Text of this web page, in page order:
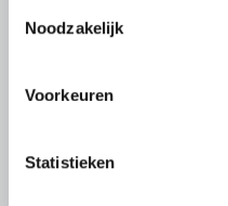
Noodzakelijk
Voorkeuren
Statistieken